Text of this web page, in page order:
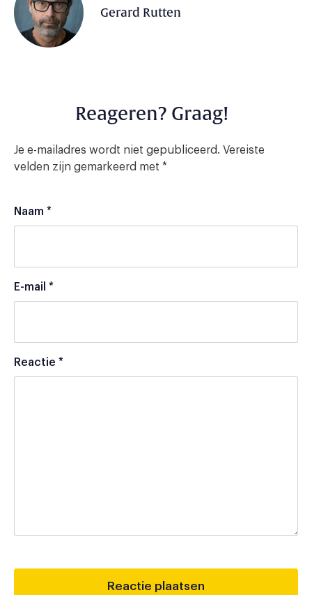
Gerard Rutten
Reageren? Graag!
Je e-mailadres wordt niet gepubliceerd. Vereiste
velden zijn gemarkeerd met *
Naam *
E-mail *
Reactie *